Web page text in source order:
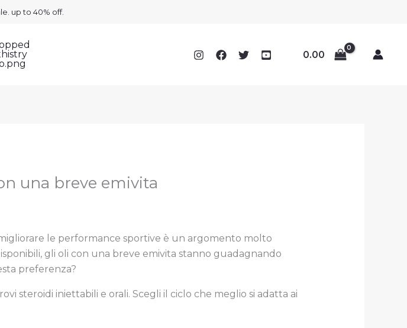
up to 40% off.
0.00
una breve emivita
le performance sportive è un argomento molto
gli oli con una breve emivita stanno guadagnando
preferenza?
steroidi iniettabili e orali. Scegli il ciclo che meglio si adatta ai